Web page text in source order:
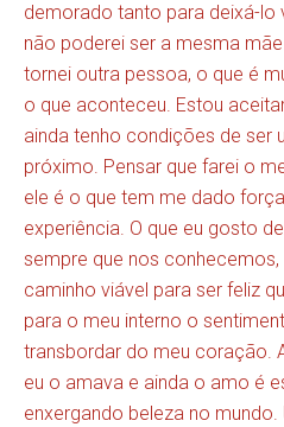
demorado tanto para deixá-lo
não poderei ser a mesma
tornei outra pessoa, o que é
o que aconteceu. Estou
ainda tenho condições de ser
próximo. Pensar que farei o
ele é o que tem me dado
experiência. O que eu gosto
sempre que nos conhecemos,
caminho viável para ser feliz
para o meu interno o
transbordar do meu coração.
eu o amava e ainda o amo é
enxergando beleza no